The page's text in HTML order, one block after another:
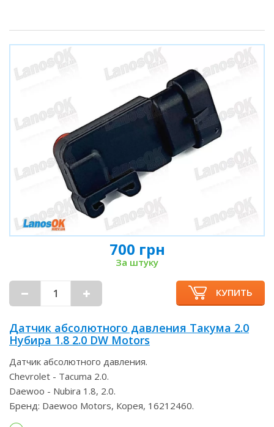
700 грн
За штуку
КУПИТЬ
Датчик абсолютного давления Такума 2.0
Нубира 1.8 2.0 DW Motors
Датчик абсолютного давления.
Chevrolet - Tacuma 2.0.
Daewoo - Nubira 1.8, 2.0.
Бренд: Daewoo Motors, Корея, 16212460.